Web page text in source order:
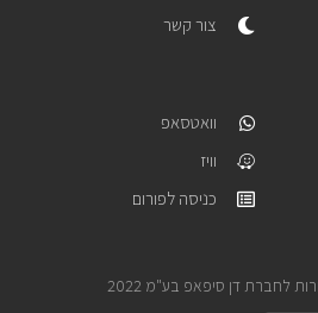
צור קשר
וואטסאפ
וויז
כניסה לפורום
לחברת דן סיפאפ בע"מ 2022